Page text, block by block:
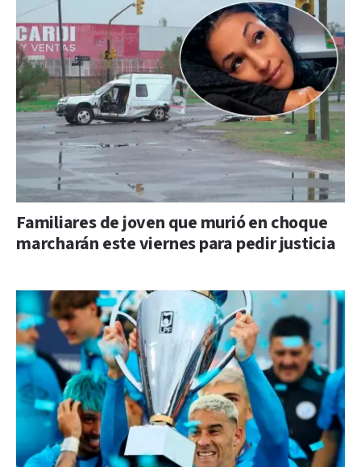
Familiares de joven que murió en choque
marcharán este viernes para pedir justicia